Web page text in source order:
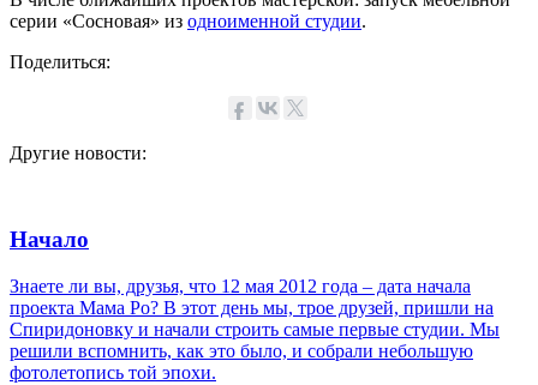
серии «Сосновая» из одноименной студии.
Поделиться:
Другие новости:
Начало
Знаете ли вы, друзья, что 12 мая 2012 года – дата начала
проекта Мама Ро? В этот день мы, трое друзей, пришли на
Спиридоновку и начали строить самые первые студии. Мы
решили вспомнить, как это было, и собрали небольшую
фотолетопись той эпохи.